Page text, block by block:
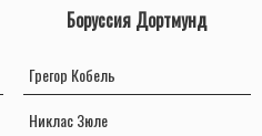
Боруссия Дортмунд
Грегор Кобель
Никлас Зюле